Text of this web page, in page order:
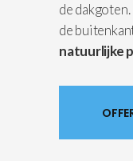
de
de
natuurlijke